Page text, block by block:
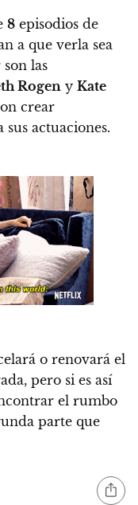
8 episodios de
a que verla sea
son las
Rogen y Kate
crear
actuaciones.
o renovará el
, pero si es así
el rumbo
parte que